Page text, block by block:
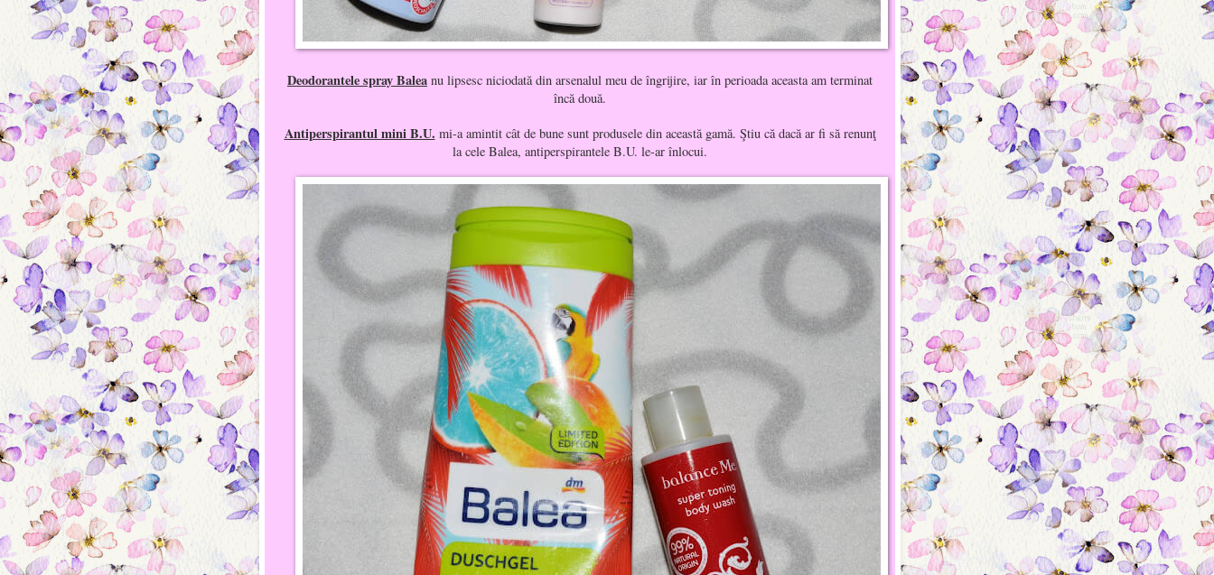
Deodorantele spray Balea nu lipsesc niciodată din arsenalul meu de îngrijire, iar în perioada aceasta am terminat
încă două.
Antiperspirantul mini B.U. mi-a amintit cât de bune sunt produsele din această gamă. Ştiu că dacă ar fi să renunţ
la cele Balea, antiperspirantele B.U. le-ar înlocui.